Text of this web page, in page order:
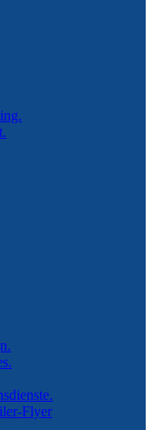
Flyer